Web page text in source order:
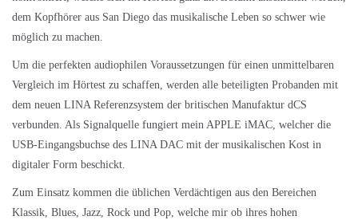
dem Kopfhörer aus San Diego das musikalische Leben so schwer wie
möglich zu machen.
Um die perfekten audiophilen Voraussetzungen für einen unmittelbaren
Vergleich im Hörtest zu schaffen, werden alle beteiligten Probanden mit
dem neuen LINA Referenzsystem der britischen Manufaktur dCS
verbunden. Als Signalquelle fungiert mein APPLE iMAC, welcher die
USB-Eingangsbuchse des LINA DAC mit der musikalischen Kost in
digitaler Form beschickt.
Zum Einsatz kommen die üblichen Verdächtigen aus den Bereichen
Klassik, Blues, Jazz, Rock und Pop, welche mir ob ihres hohen